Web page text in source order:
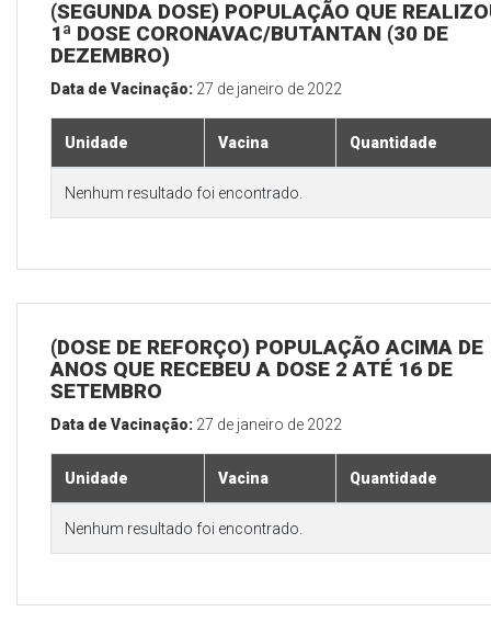
(SEGUNDA DOSE) POPULAÇÃO QUE
1ª DOSE CORONAVAC/BUTANTAN (30 DE
DEZEMBRO)
Data de Vacinação: 27 de janeiro de 2022
Unidade Vacina Quantidade
Nenhum resultado foi encontrado.
(DOSE DE REFORÇO) POPULAÇÃO ACIMA DE
ANOS QUE RECEBEU A DOSE 2 ATÉ 16 DE
SETEMBRO
Data de Vacinação: 27 de janeiro de 2022
Unidade Vacina Quantidade
Nenhum resultado foi encontrado.